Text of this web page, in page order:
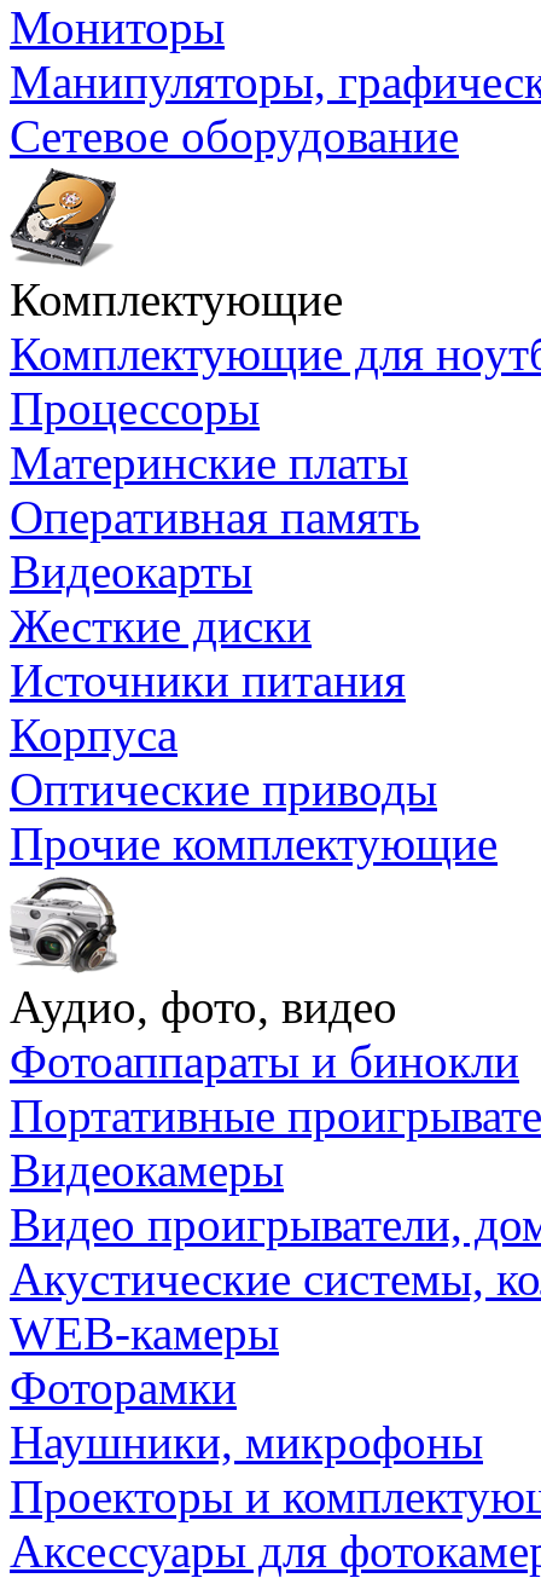
Мониторы
Манипуляторы,
Сетевое оборудование
Комплектующие
Комплектующие для
Процессоры
Материнские платы
Оперативная память
Видеокарты
Жесткие диски
Источники питания
Корпуса
Оптические приводы
Прочие комплектующие
Аудио, фото, видео
Фотоаппараты и бинокли
Портативные
Видеокамеры
Видео проигрыватели,
Акустические системы,
WEB-камеры
Фоторамки
Наушники, микрофоны
Проекторы и
Аксессуары для